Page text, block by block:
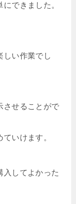
できました。
しい作業でし
させることがで
いけます。
入してよかった